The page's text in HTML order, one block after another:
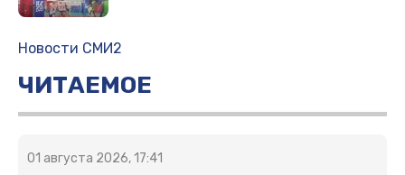
Новости СМИ2
ЧИТАЕМОЕ
01 августа 2026, 17:41